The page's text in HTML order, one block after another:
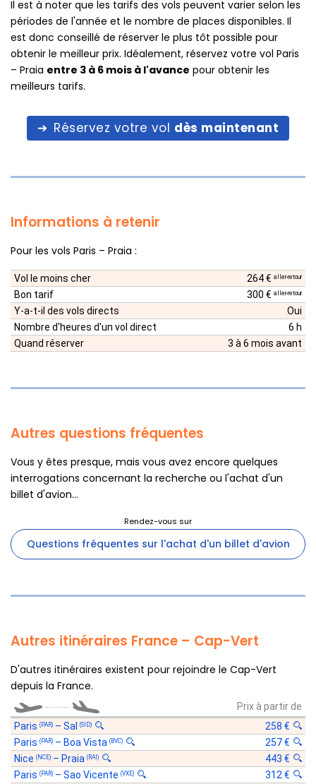
Il est à noter que les tarifs des vols peuvent varier selon les
périodes de l'année et le nombre de places disponibles. Il
est donc conseillé de réserver le plus tôt possible pour
obtenir le meilleur prix. Idéalement, réservez votre vol Paris
– Praia entre 3 à 6 mois à l'avance pour obtenir les
meilleurs tarifs.
Réservez votre vol dès maintenant
Informations à retenir
Pour les vols Paris – Praia :
Vol le moins cher 264 € aller-retour
Bon tarif 300 € aller-retour
Y-a-t-il des vols directs
Oui
Nombre d'heures d'un vol direct
6 h
Quand réserver
3 à 6 mois avant
Autres questions fréquentes
Vous y êtes presque, mais vous avez encore quelques
interrogations concernant la recherche ou l'achat d'un
billet d'avion...
Questions fréquentes sur l'achat d'un billet d'avion
Autres itinéraires France – Cap-Vert
D'autres itinéraires existent pour rejoindre le Cap-Vert
depuis la France.
Prix à partir de
Paris (PAR) – Sal (SID)
258 €
Paris (PAR) – Boa Vista (BVC)
257 €
Nice (NCE) – Praia (RAI)
443 €
Paris (PAR) – Sao Vicente (VXE)
312 €